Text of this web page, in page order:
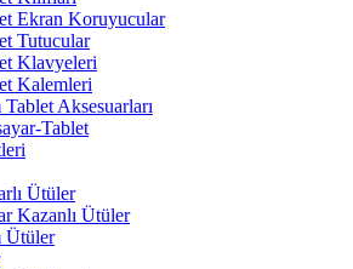
Ekran Koruyucular
Tutucular
Klavyeleri
Kalemleri
Aksesuarları
Tablet
Ütüler
Kazanlı Ütüler
Ütüler